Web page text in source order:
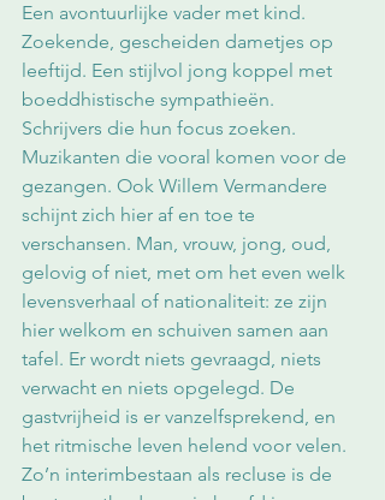
Een avontuurlijke vader met kind.
Zoekende, gescheiden dametjes op
leeftijd. Een stijlvol jong koppel met
boeddhistische sympathieën.
Schrijvers die hun focus zoeken.
Muzikanten die vooral komen voor de
gezangen. Ook Willem Vermandere
schijnt zich hier af en toe te
verschansen. Man, vrouw, jong, oud,
gelovig of niet, met om het even welk
levensverhaal of nationaliteit: ze zijn
hier welkom en schuiven samen aan
tafel. Er wordt niets gevraagd, niets
verwacht en niets opgelegd. De
gastvrijheid is er vanzelfsprekend, en
het ritmische leven helend voor velen.
Zo’n interimbestaan als recluse is de